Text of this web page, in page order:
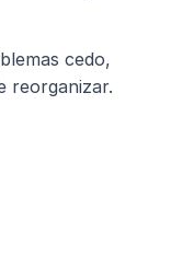
cedo,
reorganizar.